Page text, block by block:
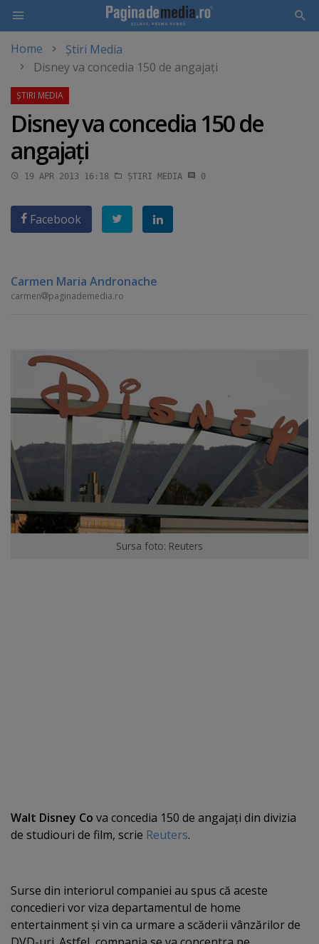
main
content
Home
Știri Media
Disney va concedia 150 de angajaţi
Disney va concedia 150 de
angajaţi
19 APR 2013 16:18 ȘTIRI MEDIA 0
Facebook
Carmen Maria Andronache
carmen paginademedia.ro
Sursa foto: Reuters
Walt Disney Co va concedia 150 de angajaţi din divizia
de studiouri de film, scrie Reuters.
Surse din interiorul companiei au spus că aceste
concedieri vor viza departamentul de home
entertainment şi vin ca urmare a scăderii vânzărilor de